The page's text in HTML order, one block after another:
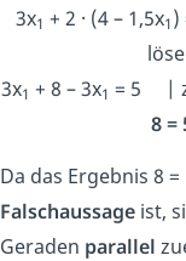
3x1 + 2 · (4 – 1,5x1)
3x1 + 8 – 3x1 = 5 |
8 =
Da das Ergebnis 8 =
Falschaussageist,
Geraden parallel